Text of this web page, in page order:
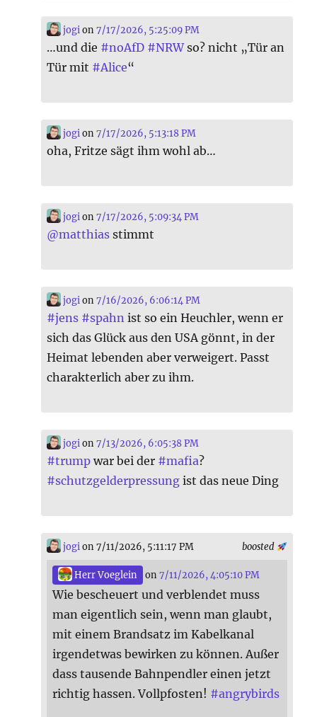
jogi on7/17/2026, 5:25:09 PM
…und die #noAfD #NRWso? nicht „Tür an
Tür mit #Alice“
jogi on7/17/2026, 5:13:18 PM
oha, Fritze sägt ihm wohl ab…
jogi on7/17/2026, 5:09:34 PM
@matthias stimmt
jogi on7/16/2026, 6:06:14 PM
#jens #spahn ist so ein Heuchler, wenn er
sich das Glück aus den USA gönnt, in der
Heimat lebenden aber verweigert. Passt
charakterlich aber zu ihm.
jogi on7/13/2026, 6:05:38 PM
#trump war bei der #mafia?
#schutzgelderpressung ist das neue Ding
boosted
jogi on 7/11/2026, 5:11:17 PM
Herr Voeglein on7/11/2026, 4:05:10 PM
Wie bescheuert und verblendet muss
man eigentlich sein, wenn man glaubt,
mit einem Brandsatz im Kabelkanal
irgendetwas bewirken zu können. Außer
dass tausende Bahnpendler einen jetzt
richtig hassen. Vollpfosten! #angrybirds